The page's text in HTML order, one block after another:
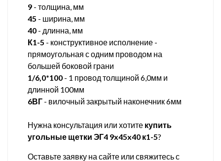
9 - толщина, мм
45 - ширина, мм
40 - длинна, мм
К1-5 - конструктивное исполнение -
прямоугольная с одним проводом на
большей боковой грани
1/6,0*100 - 1 провод толщиной 6,0мм и
длинной 100мм
6ВГ - вилочный закрытый наконечник 6мм
Нужна консультация или хотите купить
угольные щетки ЭГ4 9x45x40 к1-5?
Оставьте заявку на сайте или свяжитесь с